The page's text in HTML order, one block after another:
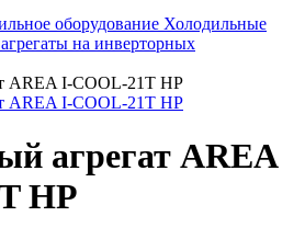
оборудование Холодильные
на инверторных
агрегат AREA
HP